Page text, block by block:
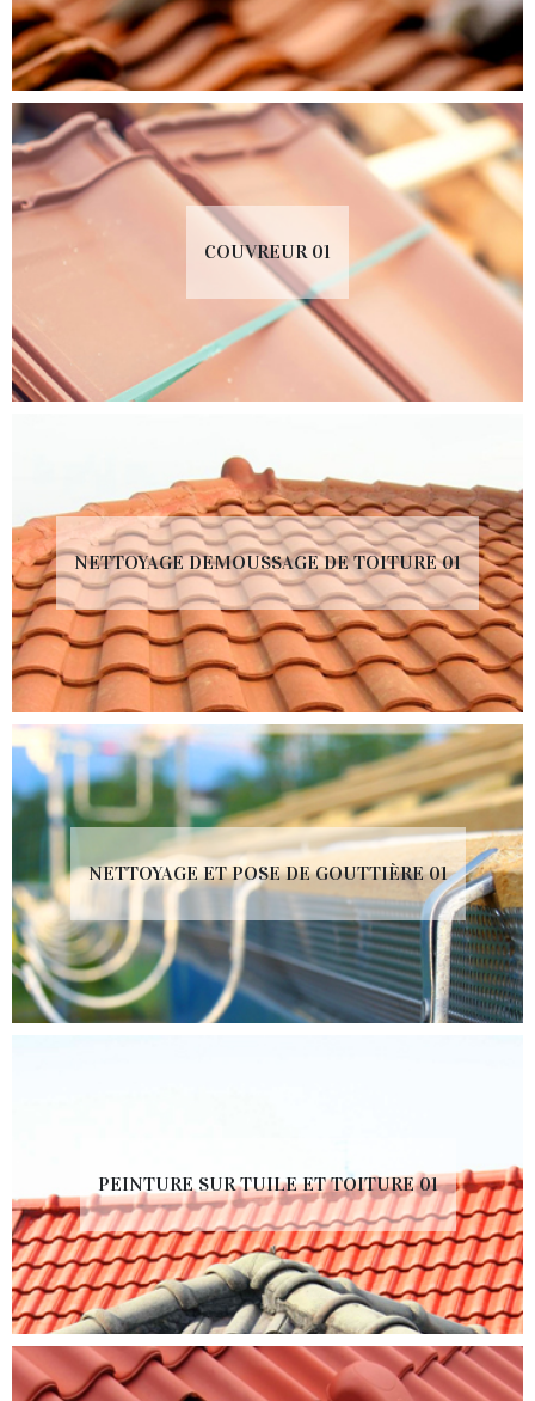
COUVREUR 01
NETTOYAGE DEMOUSSAGE DE TOITURE 01
NETTOYAGE ET POSE DE GOUTTIÈRE 01
PEINTURE SUR TUILE ET TOITURE 01